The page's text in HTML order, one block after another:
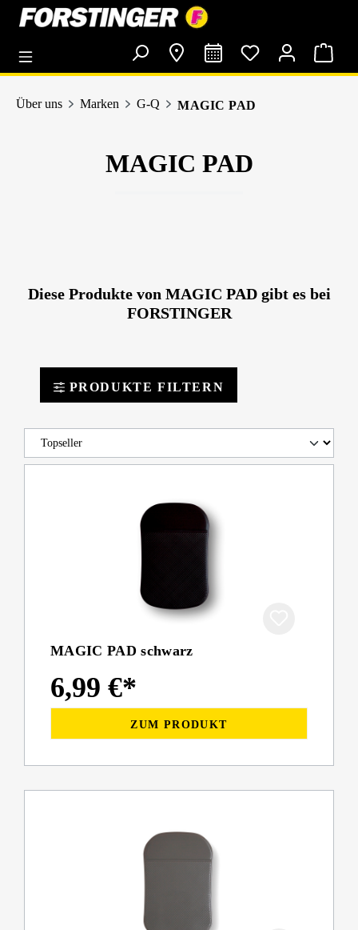
springen
Über uns Marken G-Q MAGIC PAD
MAGIC PAD
Diese Produkte von MAGIC PAD gibt es bei
FORSTINGER
PRODUKTE FILTERN
MAGIC PAD schwarz
6,99 €*
ZUM PRODUKT